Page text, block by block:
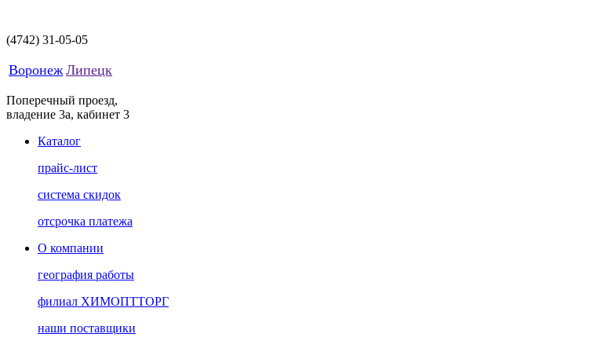
(4742) 31-05-05
Воронеж Липецк
Поперечный проезд,
владение 3а, кабинет 3
Каталог
прайс-лист
система скидок
отсрочка платежа
О компании
география работы
филиал ХИМОПТТОРГ
наши поставщики